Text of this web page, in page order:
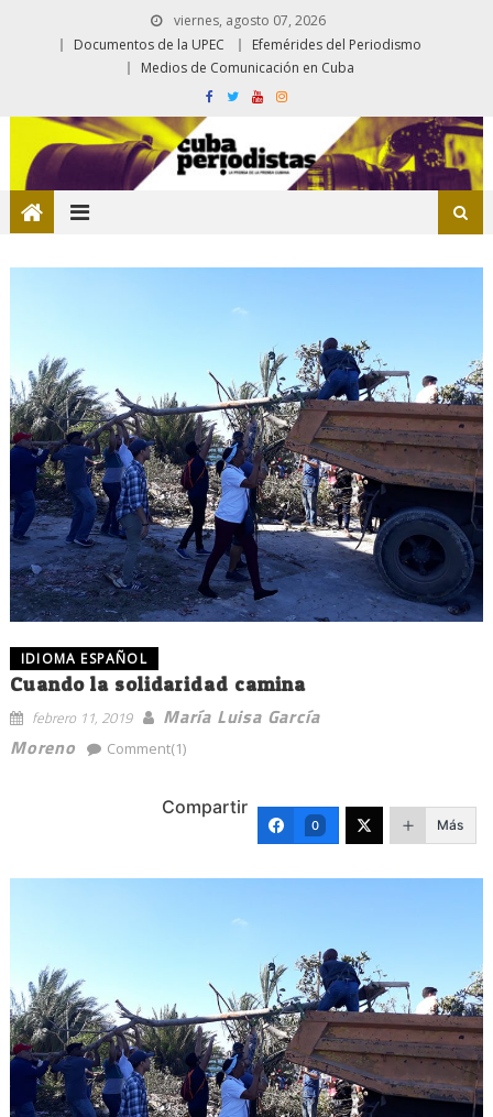
viernes, agosto 07, 2026
Documentos de la UPEC
Efemérides del Periodismo
Medios de Comunicación en Cuba
IDIOMA ESPAÑOL
Cuando la solidaridad camina
febrero 11, 2019
María Luisa García
Moreno
Comment(1)
Compartir
0 Más